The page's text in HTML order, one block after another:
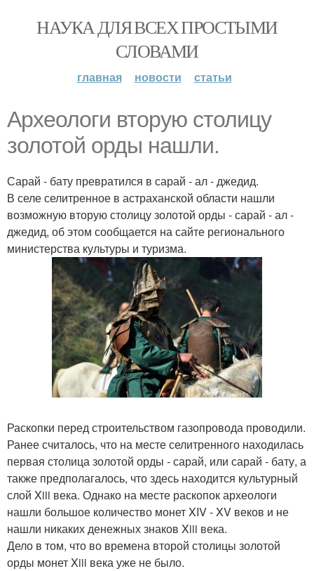
НАУКА ДЛЯ ВСЕХ ПРОСТЫМИ
СЛОВАМИ
главная новости статьи
Археологи вторую столицу
золотой орды нашли.
Сарай - бату превратился в сарай - ал - джедид.
В селе селитренное в астраханской области нашли
возможную вторую столицу золотой орды - сарай - ал -
джедид, об этом сообщается на сайте регионального
министерства культуры и туризма.
Раскопки перед строительством газопровода проводили.
Ранее считалось, что на месте селитренного находилась
первая столица золотой орды - сарай, или сарай - бату, а
также предполагалось, что здесь находится культурный
слой Xiii века. Однако на месте раскопок археологи
нашли большое количество монет XIV - XV веков и не
нашли никаких денежных знаков Xiii века.
Дело в том, что во времена второй столицы золотой
орды монет Xiii века уже не было.